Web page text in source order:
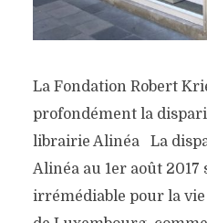
La Fondation Robert
profondément la
librairie Alinéa La
Alinéa au 1er août 2017
irrémédiable pour la